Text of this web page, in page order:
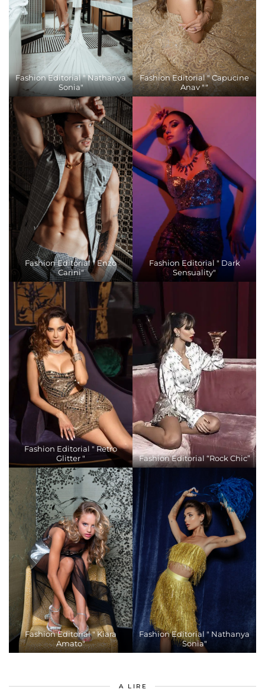
Fashion Editorial " Nathanya
Sonia"
Fashion Editorial " Capucine
Anav ""
Fashion Editorial " Enzo
Carini"
Fashion Editorial " Dark
Sensuality"
Fashion Editorial " Retro
Glitter "
Fashion Editorial “Rock Chic”
Fashion Editorial " Kiara
Amato"
Fashion Editorial " Nathanya
Sonia"
A LIRE